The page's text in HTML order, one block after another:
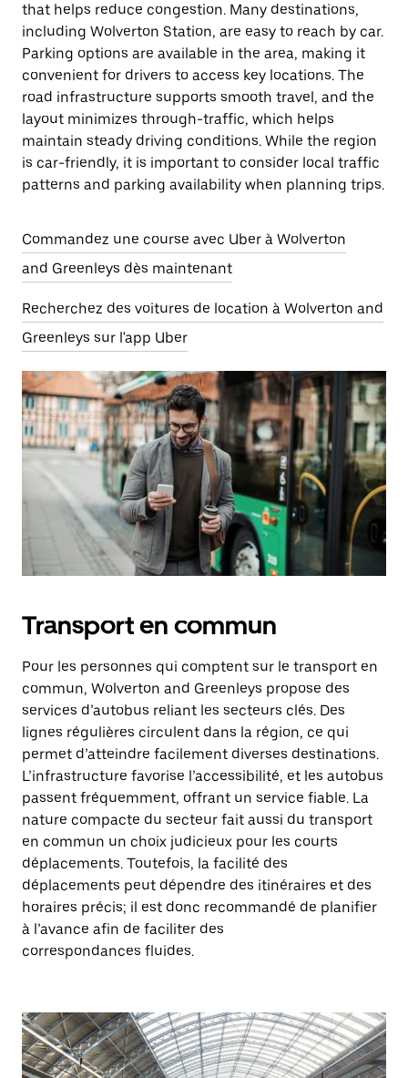
that helps reduce congestion. Many destinations,
including Wolverton Station, are easy to reach by car.
Parking options are available in the area, making it
convenient for drivers to access key locations. The
road infrastructure supports smooth travel, and the
layout minimizes through-traffic, which helps
maintain steady driving conditions. While the region
is car-friendly, it is important to consider local traffic
patterns and parking availability when planning trips.
Commandez une course avec Uber à Wolverton
and Greenleys dès maintenant
Recherchez des voitures de location à Wolverton and
Greenleys sur l'app Uber
Transport en commun
Pour les personnes qui comptent sur le transport en
commun, Wolverton and Greenleys propose des
services d’autobus reliant les secteurs clés. Des
lignes régulières circulent dans la région, ce qui
permet d’atteindre facilement diverses destinations.
L’infrastructure favorise l’accessibilité, et les autobus
passent fréquemment, offrant un service fiable. La
nature compacte du secteur fait aussi du transport
en commun un choix judicieux pour les courts
déplacements. Toutefois, la facilité des
déplacements peut dépendre des itinéraires et des
horaires précis; il est donc recommandé de planifier
à l’avance afin de faciliter des
correspondances fluides.